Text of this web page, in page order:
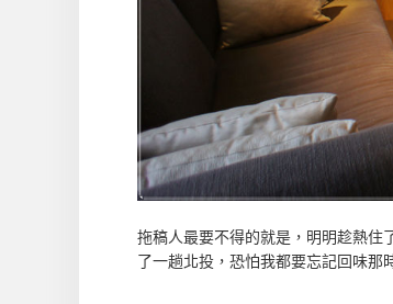
拖稿人最要不得的就是，明明趁熱住
了一趟北投，恐怕我都要忘記回味